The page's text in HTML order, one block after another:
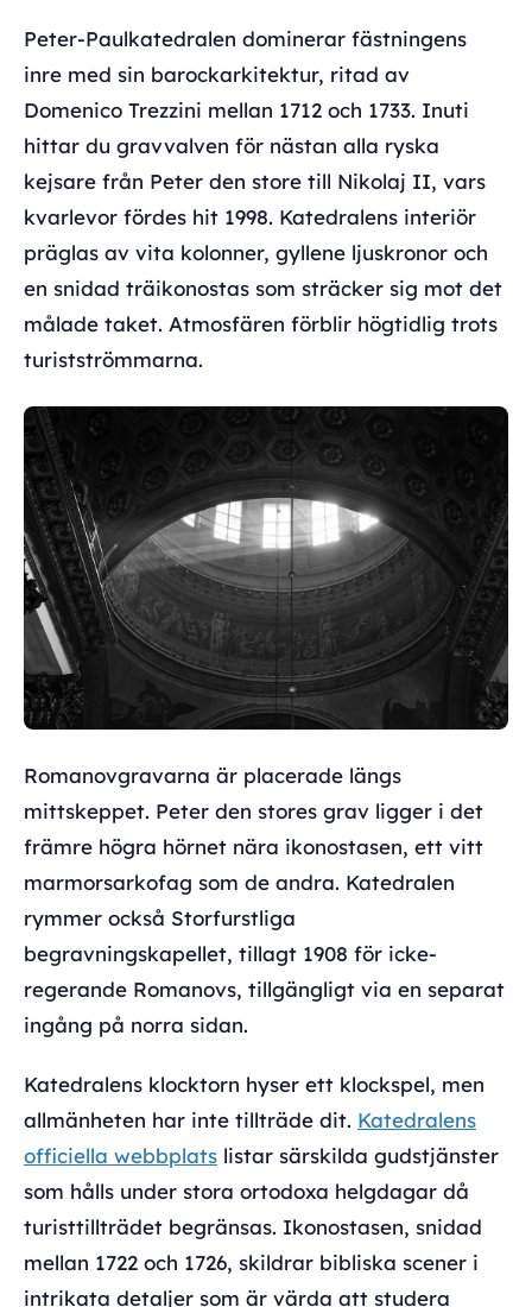
Peter-Paulkatedralen dominerar fästningens
inre med sin barockarkitektur, ritad av
Domenico Trezzini mellan 1712 och 1733. Inuti
hittar du gravvalven för nästan alla ryska
kejsare från Peter den store till Nikolaj II, vars
kvarlevor fördes hit 1998. Katedralens interiör
präglas av vita kolonner, gyllene ljuskronor och
en snidad träikonostas som sträcker sig mot det
målade taket. Atmosfären förblir högtidlig trots
turistströmmarna.
Romanovgravarna är placerade längs
mittskeppet. Peter den stores grav ligger i det
främre högra hörnet nära ikonostasen, ett vitt
marmorsarkofag som de andra. Katedralen
rymmer också Storfurstliga
begravningskapellet, tillagt 1908 för icke-
regerande Romanovs, tillgängligt via en separat
ingång på norra sidan.
Katedralens klocktorn hyser ett klockspel, men
allmänheten har inte tillträde dit. Katedralens
officiella webbplats listar särskilda gudstjänster
som hålls under stora ortodoxa helgdagar då
turisttillträdet begränsas. Ikonostasen, snidad
mellan 1722 och 1726, skildrar bibliska scener i
intrikata detaljer som är värda att studera